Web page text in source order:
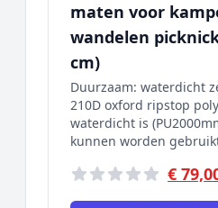
maten voor
wandelen
cm)
Duurzaam: waterdicht
210D oxford ripstop
waterdicht is
kunnen worden
€